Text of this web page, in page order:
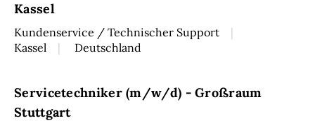
Kassel
Kundenservice / Technischer Support
Kassel
Deutschland
Servicetechniker (m/w/d) - Großraum
Stuttgart